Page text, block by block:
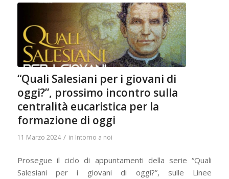
“Quali Salesiani per i giovani di
oggi?”, prossimo incontro sulla
centralità eucaristica per la
formazione di oggi
11 Marzo 2024 / in Intorno a noi
Prosegue il ciclo di appuntamenti della serie “Quali
Salesiani per i giovani di oggi?”, sulle Linee